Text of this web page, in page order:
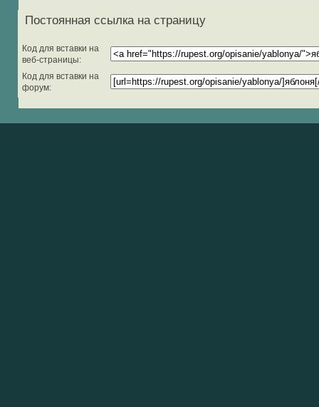
Постоянная ссылка на страницу
Код для вставки на
веб-страницы:
Код для вставки на
форум: